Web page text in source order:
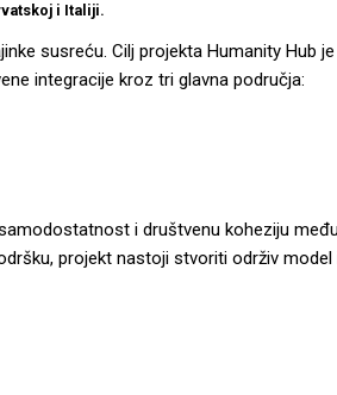
i Italiji.
susreću. Cilj projekta Humanity Hub
integracije kroz tri glavna područja:
i društvenu koheziju
projekt nastoji stvoriti održiv